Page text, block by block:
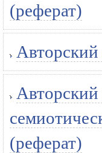
(реферат)
(реферат)